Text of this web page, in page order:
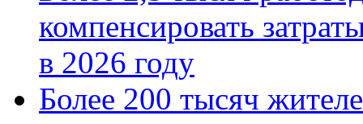
компенсировать
в 2026 году
Более 200 тысяч